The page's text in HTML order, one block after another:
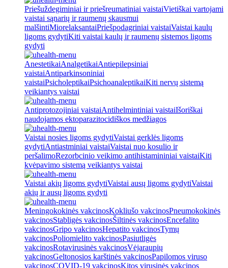
Priešuždegiminiai ir priešreumatiniai vaistaiVietiškai vartojami
vaistai sąnarių ir raumenų skausmui
malšintiMiorelaksantaiPriešpodagriniai vaistaiVaistai kaulų
ligoms gydytiKiti vaistai kaulų ir raumenų sistemos ligoms
gydyti
AnestetikaiAnalgetikaiAntiepilepsiniai
vaistaiAntiparkinsoniniai
vaistaiPsicholeptikaiPsichoanaleptikaiKiti nervų sistemą
veikiantys vaistai
Antiprotozojiniai vaistaiAntihelmintiniai vaistaiIšoriškai
naudojamos ektoparazitocidiškos medžiagos
Vaistai nosies ligoms gydytiVaistai gerklės ligoms
gydytiAntiastminiai vaistaiVaistai nuo kosulio ir
peršalimoRezorbcinio veikimo antihistamininiai vaistaiKiti
kvėpavimo sistemą veikiantys vaistai
Vaistai akių ligoms gydytiVaistai ausų ligoms gydytiVaistai
akių ir ausų ligoms gydyti
Meningokokinės vakcinosKokliušo vakcinosPneumokokinės
vakcinosStabligės vakcinosŠiltinės vakcinosEncefalito
vakcinosGripo vakcinosHepatito vakcinosTymų
vakcinosPoliomielito vakcinosPasiutligės
vakcinosRotavirusinės vakcinosVėjaraupių
vakcinosGeltonosios karštinės vakcinosPapilomos viruso
vakcinosCOVID-19 vakcinosKitos virusinės vakcinos